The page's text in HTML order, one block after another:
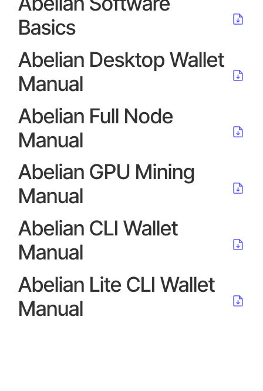
Basics
Abelian Desktop Wallet
Manual
Abelian Desktop Wallet Manual
Abelian Full Node
Manual
Abelian Full Node Manual
Abelian GPU Mining
Manual
Abelian GPU Mining Manual
Abelian CLI Wallet
Manual
Abelian CLI Wallet Manual
Abelian Lite CLI Wallet
Manual
Abelian Lite CLI Wallet Manual